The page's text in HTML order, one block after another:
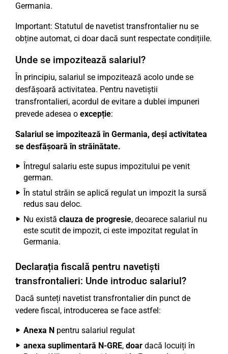
Germania.
Important: Statutul de navetist transfrontalier nu se
obține automat, ci doar dacă sunt respectate condițiile.
Unde se impozitează salariul?
În principiu, salariul se impozitează acolo unde se
desfășoară activitatea. Pentru navetiștii
transfrontalieri, acordul de evitare a dublei impuneri
prevede adesea o excepție:
Salariul se impozitează în Germania, deși activitatea
se desfășoară în străinătate.
Întregul salariu este supus impozitului pe venit
german.
În statul străin se aplică regulat un impozit la sursă
redus sau deloc.
Nu există clauza de progresie, deoarece salariul nu
este scutit de impozit, ci este impozitat regulat în
Germania.
Declarația fiscală pentru navetiști
transfrontalieri: Unde introduc salariul?
Dacă sunteți navetist transfrontalier din punct de
vedere fiscal, introducerea se face astfel:
Anexa N pentru salariul regulat
anexa suplimentară N-GRE, doar dacă locuiți în